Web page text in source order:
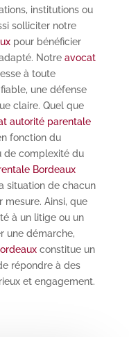
institutions ou
solliciter notre
pour bénéficier
Notre avocat
à toute
une défense
claire. Quel que
autorité parentale
fonction du
de complexité du
Bordeaux
situation de chacun
mesure. Ainsi, que
à un litige ou un
une démarche,
constitue un
répondre à des
et engagement.